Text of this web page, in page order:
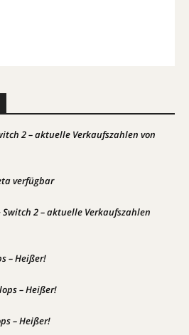
2 – aktuelle Verkaufszahlen von
verfügbar
Switch 2 – aktuelle Verkaufszahlen
– Heißer!
– Heißer!
– Heißer!